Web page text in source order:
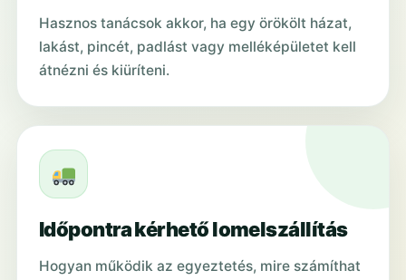
Hasznos tanácsok akkor, ha egy örökölt házat,
lakást, pincét, padlást vagy melléképületet kell
átnézni és kiüríteni.
Időpontra kérhető lomelszállítás
Hogyan működik az egyeztetés, mire számíthat